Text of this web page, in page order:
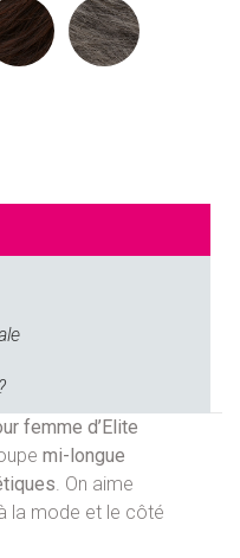
femme d’Elite
mi-longue
. On aime
la mode et le côté